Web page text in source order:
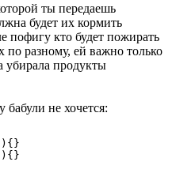
ты передаешь
будет их кормить
пофигу кто будет пожирать
по разному, ей важно только
убирала продукты
бабули не хочется: